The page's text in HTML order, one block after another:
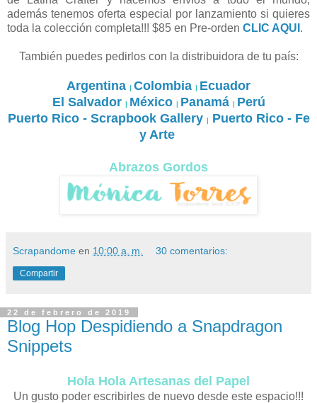
además tenemos oferta especial por lanzamiento si quieres
toda la colección completa!!! $85 en Pre-orden CLIC AQUI .
También puedes pedirlos con la distribuidora de tu país:
Argentina | Colombia | Ecuador
El Salvador | México | Panamá | Perú
Puerto Rico - Scrapbook Gallery |
Puerto Rico - Fe
y Arte
Abrazos Gordos
Scrapandome en 10:00 a. m. 30 comentarios:
Compartir
22 de febrero de 2019
Blog Hop Despidiendo a Snapdragon
Snippets
Hola Hola Artesanas del Papel
Un gusto poder escribirles de nuevo desde este espacio!!!